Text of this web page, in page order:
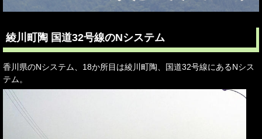
綾川町陶 国道32号線のNシステム
香川県のNシステム、18か所目は綾川町陶、国道32号線にあるNシス
テム。